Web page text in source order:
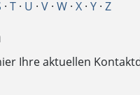
· T · U · V · W · X · Y · Z
Ihre aktuellen